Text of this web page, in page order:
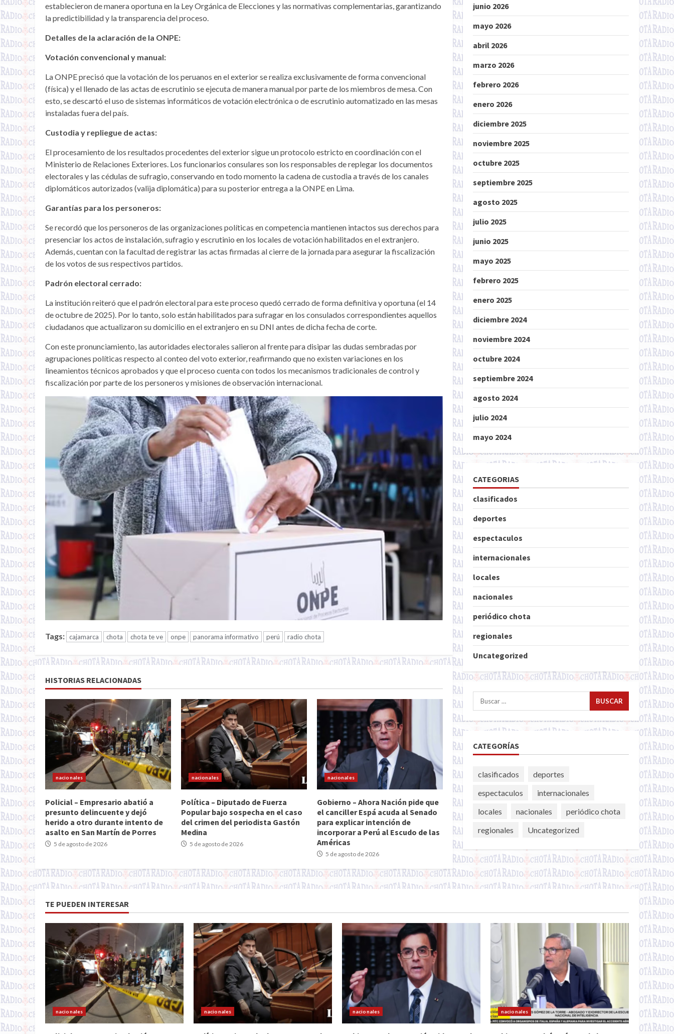
establecieron de manera oportuna en la Ley Orgánica de Elecciones y las normativas complementarias, garantizando
la predictibilidad y la transparencia del proceso.
Detalles de la aclaración de la ONPE:
Votación convencional y manual:
La ONPE precisó que la votación de los peruanos en el exterior se realiza exclusivamente de forma convencional
(física) y el llenado de las actas de escrutinio se ejecuta de manera manual por parte de los miembros de mesa. Con
esto, se descartó el uso de sistemas informáticos de votación electrónica o de escrutinio automatizado en las mesas
instaladas fuera del país.
Custodia y repliegue de actas:
El procesamiento de los resultados procedentes del exterior sigue un protocolo estricto en coordinación con el
Ministerio de Relaciones Exteriores. Los funcionarios consulares son los responsables de replegar los documentos
electorales y las cédulas de sufragio, conservando en todo momento la cadena de custodia a través de los canales
diplomáticos autorizados (valija diplomática) para su posterior entrega a la ONPE en Lima.
Garantías para los personeros:
Se recordó que los personeros de las organizaciones políticas en competencia mantienen intactos sus derechos para
presenciar los actos de instalación, sufragio y escrutinio en los locales de votación habilitados en el extranjero.
Además, cuentan con la facultad de registrar las actas firmadas al cierre de la jornada para asegurar la fiscalización
de los votos de sus respectivos partidos.
Padrón electoral cerrado:
La institución reiteró que el padrón electoral para este proceso quedó cerrado de forma definitiva y oportuna (el 14
de octubre de 2025). Por lo tanto, solo están habilitados para sufragar en los consulados correspondientes aquellos
ciudadanos que actualizaron su domicilio en el extranjero en su DNI antes de dicha fecha de corte.
Con este pronunciamiento, las autoridades electorales salieron al frente para disipar las dudas sembradas por
agrupaciones políticas respecto al conteo del voto exterior, reafirmando que no existen variaciones en los
lineamientos técnicos aprobados y que el proceso cuenta con todos los mecanismos tradicionales de control y
fiscalización por parte de los personeros y misiones de observación internacional.
Tags: cajamarca chota chota te ve onpe panorama informativo perú radio chota
HISTORIAS RELACIONADAS
nacionales
Policial – Empresario abatió a
presunto delincuente y dejó
herido a otro durante intento de
asalto en San Martín de Porres
5 de agosto de 2026
nacionales
Política – Diputado de Fuerza
Popular bajo sospecha en el caso
del crimen del periodista Gastón
Medina
5 de agosto de 2026
nacionales
Gobierno – Ahora Nación pide que
el canciller Espá acuda al Senado
para explicar intención de
incorporar a Perú al Escudo de las
Américas
5 de agosto de 2026
junio 2026
mayo 2026
abril 2026
marzo 2026
febrero 2026
enero 2026
diciembre 2025
noviembre 2025
octubre 2025
septiembre 2025
agosto 2025
julio 2025
junio 2025
mayo 2025
febrero 2025
enero 2025
diciembre 2024
noviembre 2024
octubre 2024
septiembre 2024
agosto 2024
julio 2024
mayo 2024
CATEGORIAS
clasificados
deportes
espectaculos
internacionales
locales
nacionales
periódico chota
regionales
Uncategorized
Buscar:
CATEGORÍAS
clasificados
deportes
espectaculos
internacionales
locales
nacionales
periódico chota
regionales
Uncategorized
TE PUEDEN INTERESAR
nacionales nacionales nacionales nacionales